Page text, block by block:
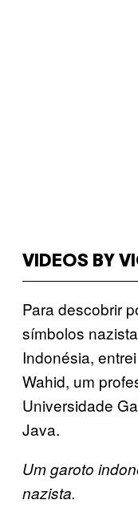
VIDEOS BY
Para descobrir
símbolos
Indonésia,
Wahid, um
Universidade
Java.
Um garoto
nazista.